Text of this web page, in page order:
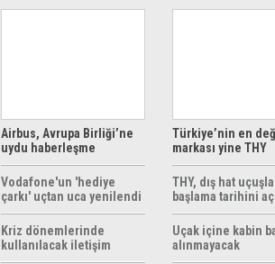
Airbus, Avrupa Birliği’ne
uydu haberleşme
çözümleri sunuyor
Vodafone'un 'hediye
çarkı' uçtan uca yenilendi
Kriz dönemlerinde
kullanılacak iletişim
yöntemleri rehberi
Türkiye’nin en
markası yine THY
THY, dış hat
başlama tarihini
Uçak içine kabin
alınmayacak